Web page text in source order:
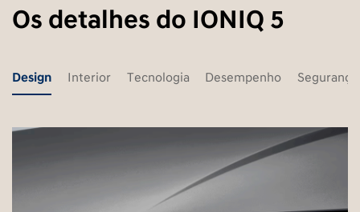
Os detalhes do IONIQ 5
Design Interior Tecnologia Desempenho Segurança